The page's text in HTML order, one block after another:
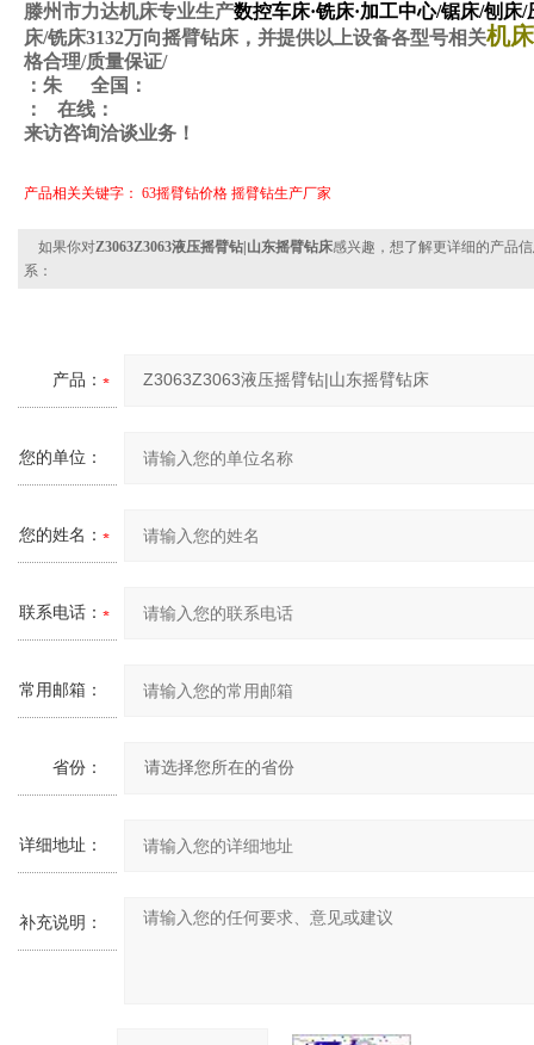
滕州市力达机床专业生产数控车床·铣床·加工中心/锯床/刨床/
床/铣床3132万向摇臂钻床，并提供以上设备各型号相关机
格合理/质量保证/
：朱
全国：
：
在线 ：
来访咨询洽谈业务！
产品相关关键字： 63摇臂钻价格 摇臂钻生产厂家
如果你对Z3063Z3063液压摇臂钻|山东摇臂钻床感兴趣，想了解更详细的产品
系：
产品：
您的单位：
您的姓名：
联系电话：
常用邮箱：
省份：
详细地址：
补充说明：